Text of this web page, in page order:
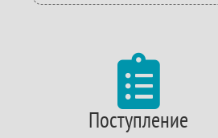

Поступление